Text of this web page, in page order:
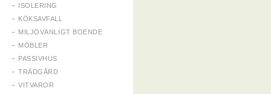
ISOLERING
KÖKSAVFALL
MILJÖVÄNLIGT BOENDE
MÖBLER
PASSIVHUS
TRÄDGÅRD
VITVAROR